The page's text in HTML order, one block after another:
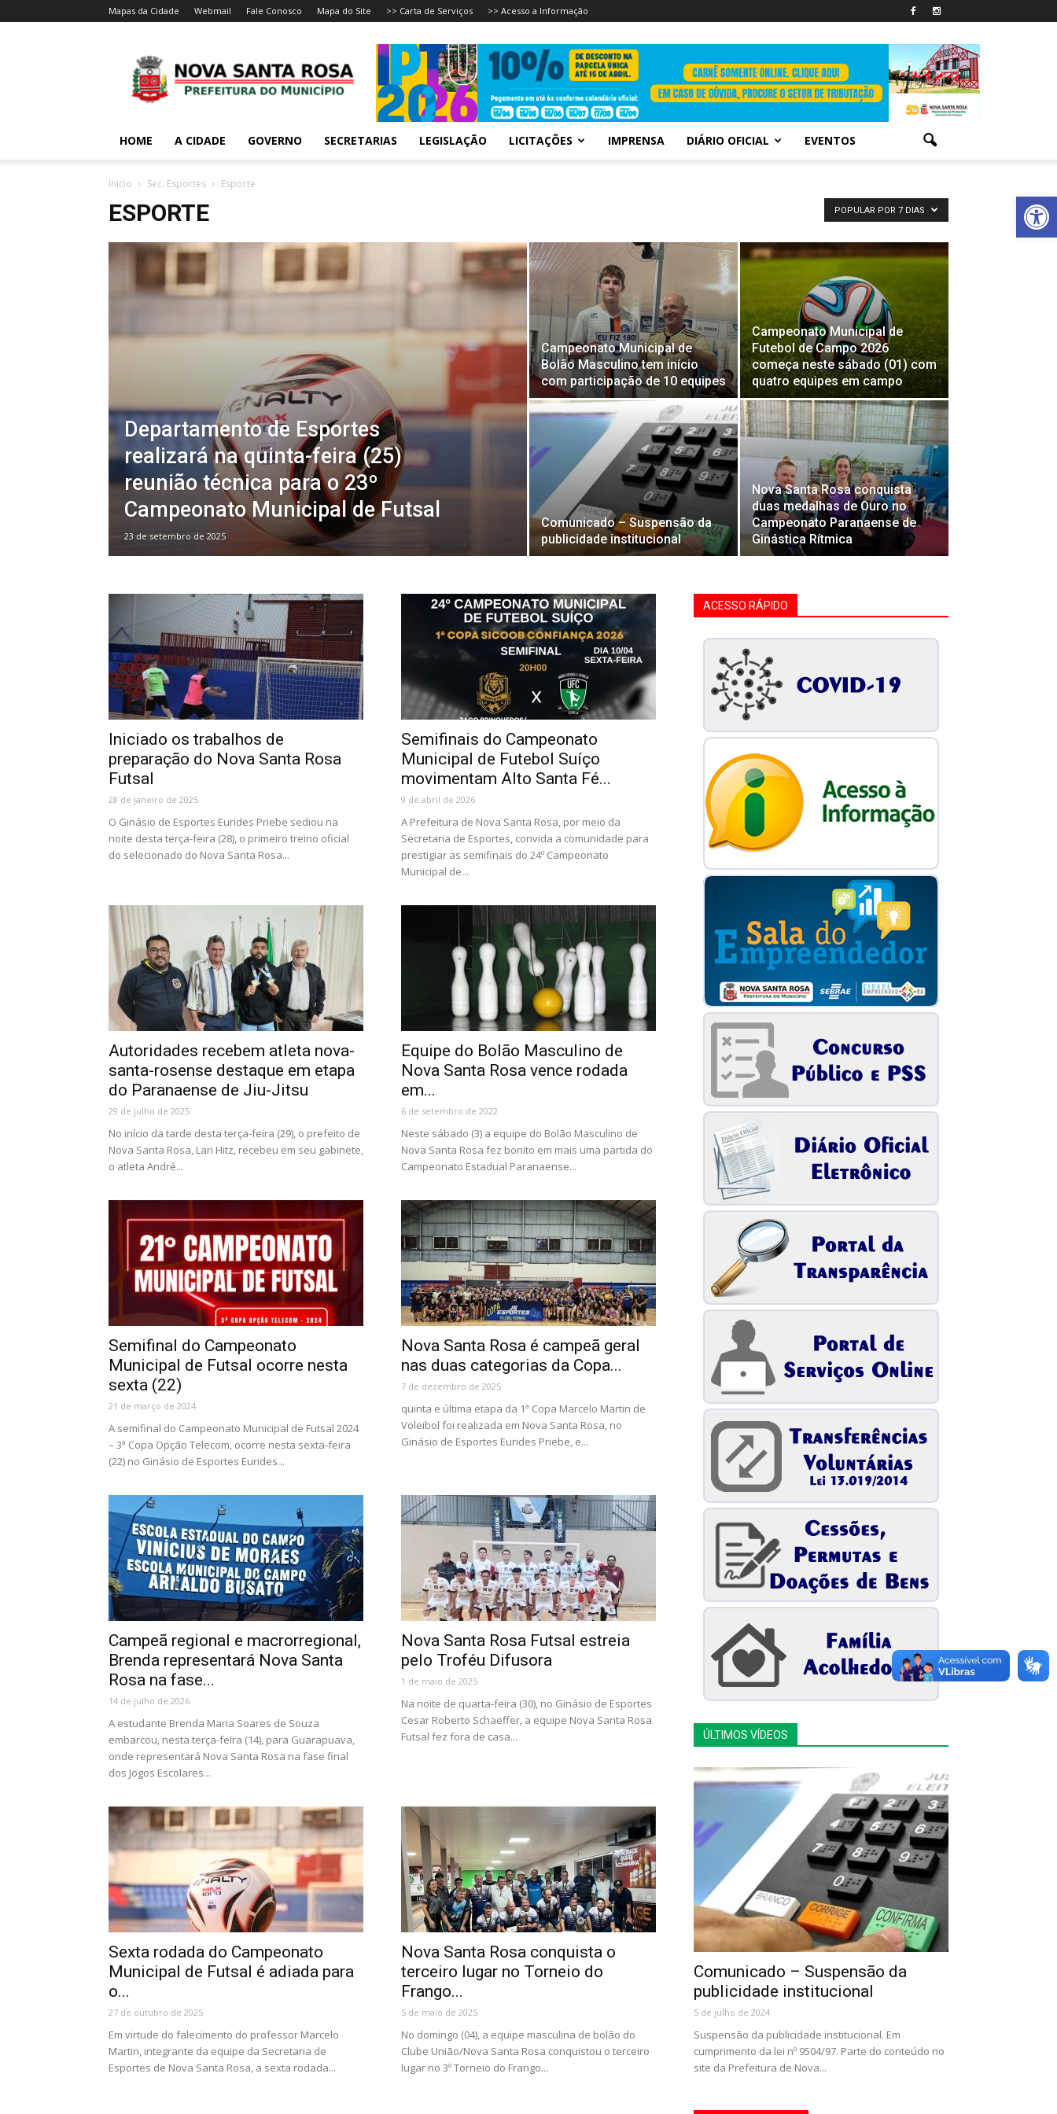
Abrir
Mapas da Cidade Webmail Fale Conosco Mapa do Site >> Carta de Serviços >> Acesso a Informação
HOME A CIDADE GOVERNO SECRETARIAS LEGISLAÇÃO LICITAÇÕES IMPRENSA DIÁRIO OFICIAL EVENTOS
Inicio Sec. Esportes Esporte
ESPORTE POPULAR POR 7 DIAS
Departamento de Esportes
realizará na quinta-feira (25)
reunião técnica para o 23º
Campeonato Municipal de Futsal
23 de setembro de 2025
Campeonato Municipal de
Bolão Masculino tem início
com participação de 10 equipes
Campeonato Municipal de
Futebol de Campo 2026
começa neste sábado (01) com
quatro equipes em campo
Comunicado – Suspensão da
publicidade institucional
Nova Santa Rosa conquista
duas medalhas de Ouro no
Campeonato Paranaense de
Ginástica Rítmica
Iniciado os trabalhos de
preparação do Nova Santa Rosa
Futsal
28 de janeiro de 2025
O Ginásio de Esportes Eurides Priebe sediou na
noite desta terça-feira (28), o primeiro treino oficial
do selecionado do Nova Santa Rosa...
Semifinais do Campeonato
Municipal de Futebol Suíço
movimentam Alto Santa Fé...
9 de abril de 2026
A Prefeitura de Nova Santa Rosa, por meio da
Secretaria de Esportes, convida a comunidade para
prestigiar as semifinais do 24º Campeonato
Municipal de...
Autoridades recebem atleta nova-
santa-rosense destaque em etapa
do Paranaense de Jiu-Jitsu
29 de julho de 2025
No início da tarde desta terça-feira (29), o prefeito de
Nova Santa Rosa, Lari Hitz, recebeu em seu gabinete,
o atleta André...
Equipe do Bolão Masculino de
Nova Santa Rosa vence rodada
em...
6 de setembro de 2022
Neste sábado (3) a equipe do Bolão Masculino de
Nova Santa Rosa fez bonito em mais uma partida do
Campeonato Estadual Paranaense...
Semifinal do Campeonato
Municipal de Futsal ocorre nesta
sexta (22)
21 de março de 2024
A semifinal do Campeonato Municipal de Futsal 2024
– 3ª Copa Opção Telecom, ocorre nesta sexta-feira
(22) no Ginásio de Esportes Eurides...
Nova Santa Rosa é campeã geral
nas duas categorias da Copa...
7 de dezembro de 2025
quinta e última etapa da 1ª Copa Marcelo Martin de
Voleibol foi realizada em Nova Santa Rosa, no
Ginásio de Esportes Eurides Priebe, e...
Campeã regional e macrorregional,
Brenda representará Nova Santa
Rosa na fase...
14 de julho de 2026
A estudante Brenda Maria Soares de Souza
embarcou, nesta terça-feira (14), para Guarapuava,
onde representará Nova Santa Rosa na fase final
dos Jogos Escolares...
Nova Santa Rosa Futsal estreia
pelo Troféu Difusora
1 de maio de 2025
Na noite de quarta-feira (30), no Ginásio de Esportes
Cesar Roberto Schaeffer, a equipe Nova Santa Rosa
Futsal fez fora de casa...
Sexta rodada do Campeonato
Municipal de Futsal é adiada para
o...
27 de outubro de 2025
Em virtude do falecimento do professor Marcelo
Martin, integrante da equipe da Secretaria de
Esportes de Nova Santa Rosa, a sexta rodada...
Nova Santa Rosa conquista o
terceiro lugar no Torneio do
Frango...
5 de maio de 2025
No domingo (04), a equipe masculina de bolão do
Clube União/Nova Santa Rosa conquistou o terceiro
lugar no 3º Torneio do Frango...
ACESSO RÁPIDO
ÚLTIMOS VÍDEOS
Comunicado – Suspensão da
publicidade institucional
5 de julho de 2024
Suspensão da publicidade institucional. Em
cumprimento da lei nº 9504/97. Parte do conteúdo no
site da Prefeitura de Nova...